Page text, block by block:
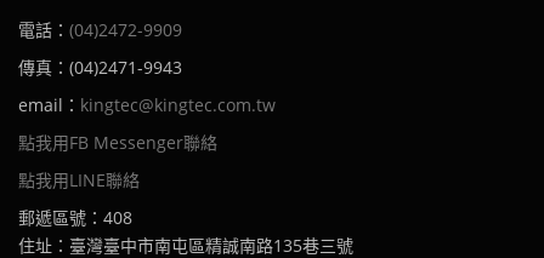
電話： (04)2472-9909
傳真：(04)2471-9943
email： kingtec@kingtec.com.tw
點我用FB Messenger聯絡
點我用LINE聯絡
郵遞區號：408
住址：臺灣臺中市南屯區精誠南路135巷三號